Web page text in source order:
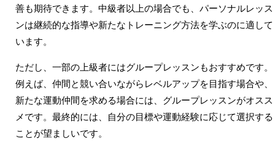
善も期待できます。中級者以上の場合でも、パーソナルレッス
ンは継続的な指導や新たなトレーニング方法を学ぶのに適して
います。
ただし、一部の上級者にはグループレッスンもおすすめです。
例えば、仲間と競い合いながらレベルアップを目指す場合や、
新たな運動仲間を求める場合には、グループレッスンがオスス
メです。最終的には、自分の目標や運動経験に応じて選択する
ことが望ましいです。